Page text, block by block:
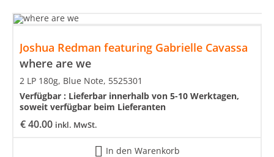
Joshua Redman featuring Gabrielle Cavassa
where are we
€40.00 inkl. MwSt.
2 LP 180g, Blue Note, 5525301
Verfügbar : Lieferbar innerhalb von 5-10 Werktagen,
soweit verfügbar beim Lieferanten
In den Warenkorb